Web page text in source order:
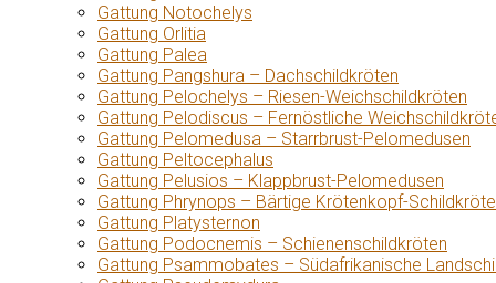
Gattung Notochelys
Gattung Orlitia
Gattung Palea
Gattung Pangshura – Dachschildkröten
Gattung Pelochelys – Riesen-Weichschildkröten
Gattung Pelodiscus – Fernöstliche
Gattung Pelomedusa – Starrbrust-Pelomedusen
Gattung Peltocephalus
Gattung Pelusios – Klappbrust-Pelomedusen
Gattung Phrynops – Bärtige Krötenkopf-
Gattung Platysternon
Gattung Podocnemis – Schienenschildkröten
Gattung Psammobates – Südafrikanische